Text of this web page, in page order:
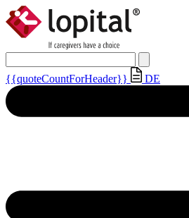
{{quoteCountForHeader}} DE